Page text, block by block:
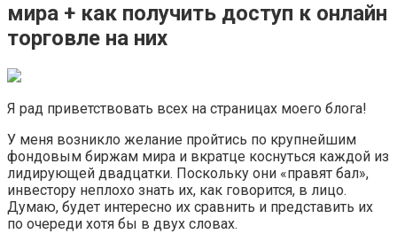
мира + как получить доступ к онлайн
торговле на них
Я рад приветствовать всех на страницах моего блога!
У меня возникло желание пройтись по крупнейшим
фондовым биржам мира и вкратце коснуться каждой из
лидирующей двадцатки. Поскольку они «правят бал»,
инвестору неплохо знать их, как говорится, в лицо.
Думаю, будет интересно их сравнить и представить их
по очереди хотя бы в двух словах.